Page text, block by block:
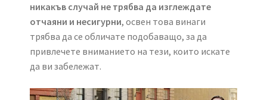
никакъв случай не трябва да изглеждате
отчаяни и несигурни, освен това винаги
трябва да се обличате подобаващо, за да
привлечете вниманието на тези, които искате
да ви забележат.